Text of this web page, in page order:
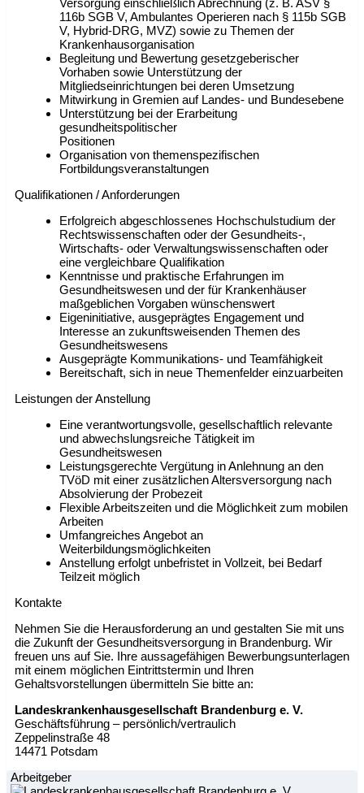
116b SGB V, Ambulantes Operieren nach § 115b SGB
V, Hybrid-DRG, MVZ) sowie zu Themen der
Krankenhausorganisation
Begleitung und Bewertung gesetzgeberischer
Vorhaben sowie Unterstützung der
Mitgliedseinrichtungen bei deren Umsetzung
Mitwirkung in Gremien auf Landes- und Bundesebene
Unterstützung bei der Erarbeitung
gesundheitspolitischer
Positionen
Organisation von themenspezifischen
Fortbildungsveranstaltungen
Qualifikationen / Anforderungen
Erfolgreich abgeschlossenes Hochschulstudium der
Rechtswissenschaften oder der Gesundheits-,
Wirtschafts- oder Verwaltungswissenschaften oder
eine vergleichbare Qualifikation
Kenntnisse und praktische Erfahrungen im
Gesundheitswesen und der für Krankenhäuser
maßgeblichen Vorgaben wünschenswert
Eigeninitiative, ausgeprägtes Engagement und
Interesse an zukunftsweisenden Themen des
Gesundheitswesens
Ausgeprägte Kommunikations- und Teamfähigkeit
Bereitschaft, sich in neue Themenfelder einzuarbeiten
Leistungen der Anstellung
Eine verantwortungsvolle, gesellschaftlich relevante
und abwechslungsreiche Tätigkeit im
Gesundheitswesen
Leistungsgerechte Vergütung in Anlehnung an den
TVöD mit einer zusätzlichen Altersversorgung nach
Absolvierung der Probezeit
Flexible Arbeitszeiten und die Möglichkeit zum mobilen
Arbeiten
Umfangreiches Angebot an
Weiterbildungsmöglichkeiten
Anstellung erfolgt unbefristet in Vollzeit, bei Bedarf
Teilzeit möglich
Kontakte
Nehmen Sie die Herausforderung an und gestalten Sie mit uns
die Zukunft der Gesundheitsversorgung in Brandenburg. Wir
freuen uns auf Sie. Ihre aussagefähigen Bewerbungsunterlagen
mit einem möglichen Eintrittstermin und Ihren
Gehaltsvorstellungen übermitteln Sie bitte an:
Landeskrankenhausgesellschaft Brandenburg e. V.
Geschäftsführung – persönlich/vertraulich
Zeppelinstraße 48
14471 Potsdam
Arbeitgeber